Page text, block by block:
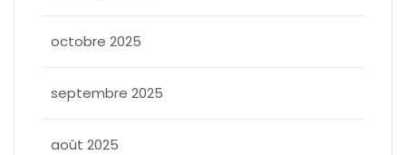
octobre 2025
septembre 2025
août 2025